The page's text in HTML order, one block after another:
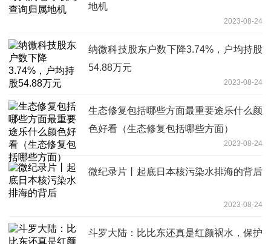
地机
2023-08-24
纳微科技股东户数下降3.74%，户均持股
54.88万元
2023-08-24
生态修复包括哪些方面最重要途乐什么颜
色好看（生态修复包括哪些方面）
2023-08-24
微纪录片丨起底日本核污染水排海的背后
2023-08-24
斗罗大陆：比比东还真是红颜祸水，保护